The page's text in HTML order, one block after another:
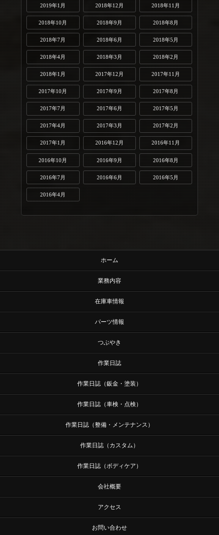
2019年1月 2018年12月 2018年11月
2018年10月 2018年9月 2018年8月
2018年7月 2018年6月 2018年5月
2018年4月 2018年3月 2018年2月
2018年1月 2017年12月 2017年11月
2017年10月 2017年9月 2017年8月
2017年7月 2017年6月 2017年5月
2017年4月 2017年3月 2017年2月
2017年1月 2016年12月 2016年11月
2016年10月 2016年9月 2016年8月
2016年7月 2016年6月 2016年5月
2016年4月
ホーム
業務内容
在庫車情報
パーツ情報
つぶやき
作業日誌
作業日誌（鈑金・塗装）
作業日誌（車検・点検）
作業日誌（整備・メンテナンス）
作業日誌（カスタム）
作業日誌（ボディケア）
会社概要
アクセス
お問い合わせ